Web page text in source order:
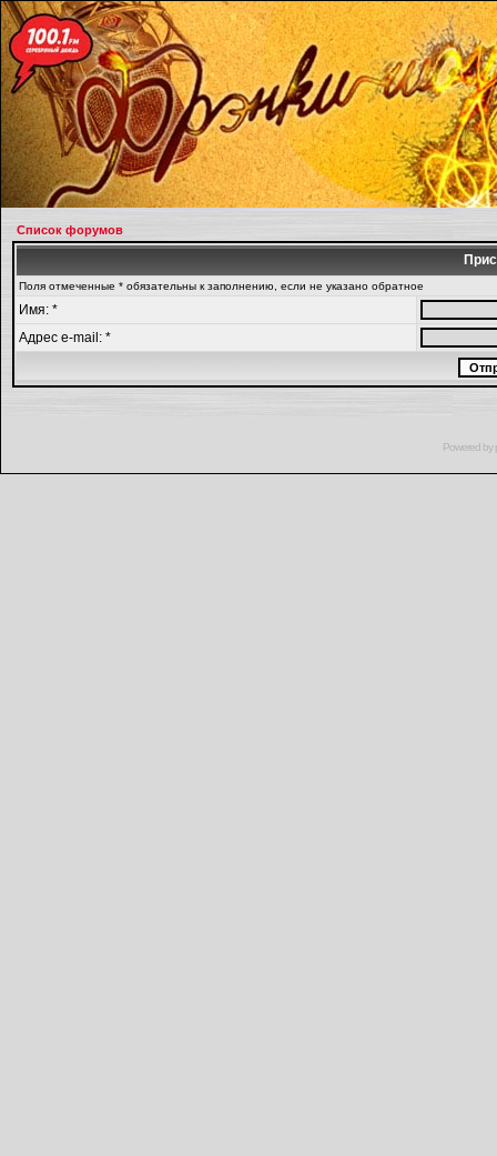
Список форумов
Поля отмеченные * обязательны к заполнению, если не указано обратное
Имя: *
Адрес e-mail: *
Powered by